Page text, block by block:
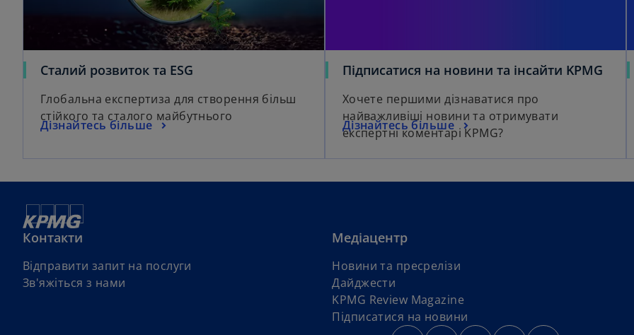
Сталий розвиток та ESG
Глобальна експертиза для створення більш
стійкого та сталого майбутнього
Дізнайтесь більше
Підписатися на новини та інсайти KPMG
Хочете першими дізнаватися про
найважливіші новини та отримувати
експертні коментарі KPMG?
Дізнайтесь більше
Контакти
Відправити запит на послуги
Зв'яжіться з нами
Медіацентр
Новини та пресрелізи
Дайджести
KPMG Review Magazine
Підписатися на новини